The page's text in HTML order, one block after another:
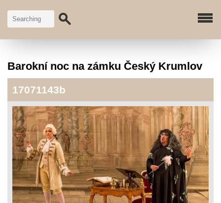
Barokní noc na zámku Český Krumlov
17071143b